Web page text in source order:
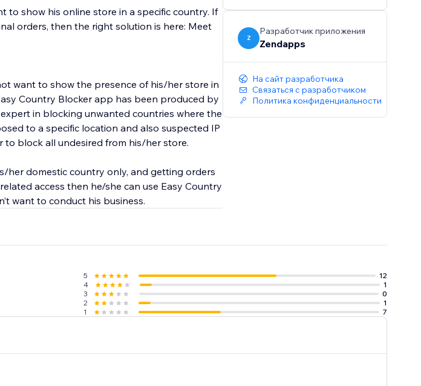
show his online store in a specific country. If
orders, then the right solution is here: Meet
want to show the presence of his/her store in
Country Blocker app has been produced by
in blocking unwanted countries where the
to a specific location and also suspected IP
block all undesired from his/her store.
her domestic country only, and getting orders
access then he/she can use Easy Country
want to conduct his business.
Z
Разработчик приложения
Zendapps
На сайт разработчика
Связаться с разработчиком
Политика конфиденциальности
5
12
4
1
3
0
2
1
1
7